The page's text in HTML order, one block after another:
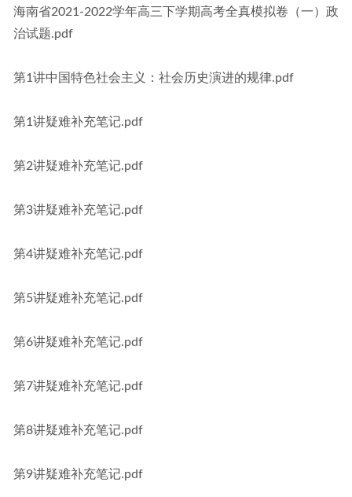
海南省2021-2022学年高三下学期高考全真模拟卷（一）政
治试题.pdf
第1讲中国特色社会主义：社会历史演进的规律.pdf
第1讲疑难补充笔记.pdf
第2讲疑难补充笔记.pdf
第3讲疑难补充笔记.pdf
第4讲疑难补充笔记.pdf
第5讲疑难补充笔记.pdf
第6讲疑难补充笔记.pdf
第7讲疑难补充笔记.pdf
第8讲疑难补充笔记.pdf
第9讲疑难补充笔记.pdf